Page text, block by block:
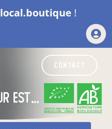
local.boutique !
contact
SAFRAN " le bonheur est dans les fleurs" au Chateau les Baraganes.
CERTIFIÉ PAR FR-BIO-09
AGRICULTURE FRANCE